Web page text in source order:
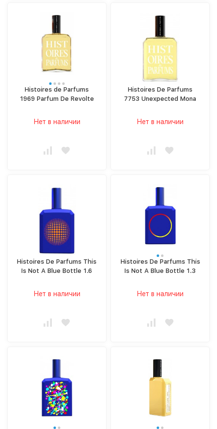
Histoires de Parfums
1969 Parfum De Revolte
Нет в наличии
Histoires De Parfums
7753 Unexpected Mona
Нет в наличии
Histoires De Parfums This
Is Not A Blue Bottle 1.6
Нет в наличии
Histoires De Parfums This
Is Not A Blue Bottle 1.3
Нет в наличии